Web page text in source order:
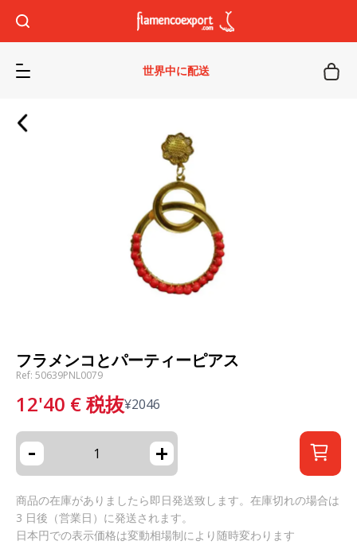
世界中に配送
フラメンコとパーティーピアス
Ref: 50639PNL0079
12'40 €税抜¥2046
- +
商品の在庫がありましたら即日発送致します。在庫切れの場合は
3 日後（営業日）に発送されます。
日本円での表示価格は変動相場制により随時変わります